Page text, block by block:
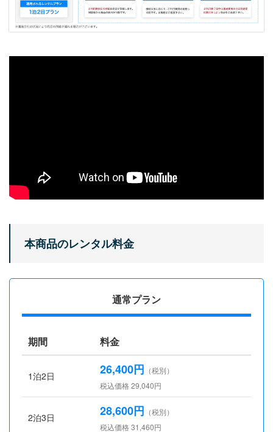
本商品のレンタル料金
通常プラン
期間 料金
1泊2日 26,400円 （税別）
税込価格 29,040円
2泊3日 28,600円 （税別）
税込価格 31,460円